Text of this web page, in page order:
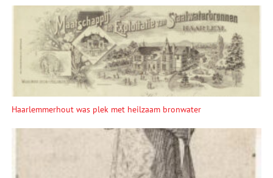
Haarlemmerhout was plek met heilzaam bronwater